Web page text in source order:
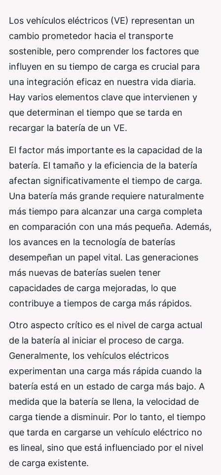
Los vehículos eléctricos (VE) representan un
cambio prometedor hacia el transporte
sostenible, pero comprender los factores que
influyen en su tiempo de carga es crucial para
una integración eficaz en nuestra vida diaria.
Hay varios elementos clave que intervienen y
que determinan el tiempo que se tarda en
recargar la batería de un VE.
El factor más importante es la capacidad de la
batería. El tamaño y la eficiencia de la batería
afectan significativamente el tiempo de carga.
Una batería más grande requiere naturalmente
más tiempo para alcanzar una carga completa
en comparación con una más pequeña. Además,
los avances en la tecnología de baterías
desempeñan un papel vital. Las generaciones
más nuevas de baterías suelen tener
capacidades de carga mejoradas, lo que
contribuye a tiempos de carga más rápidos.
Otro aspecto crítico es el nivel de carga actual
de la batería al iniciar el proceso de carga.
Generalmente, los vehículos eléctricos
experimentan una carga más rápida cuando la
batería está en un estado de carga más bajo. A
medida que la batería se llena, la velocidad de
carga tiende a disminuir. Por lo tanto, el tiempo
que tarda en cargarse un vehículo eléctrico no
es lineal, sino que está influenciado por el nivel
de carga existente.